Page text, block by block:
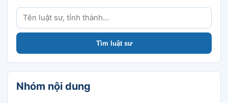
Tìm luật sư
Tìm luật sư
Nhóm nội dung